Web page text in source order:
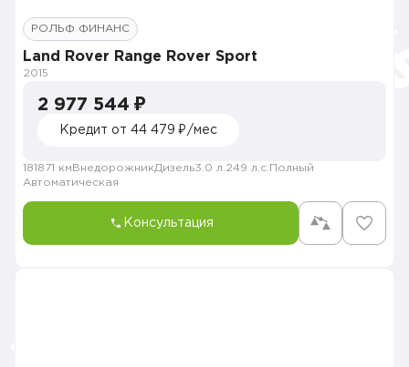
РОЛЬФ ФИНАНС
Land Rover Range Rover Sport
2015
2 977 544 ₽
Кредит от 44 479 ₽/мес
181871 км ВнедорожникДизель3.0 л. 249 л.с. Полный
Автоматическая
Консультация